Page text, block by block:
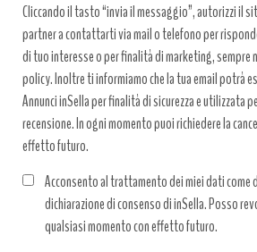
Cliccando il tasto “invia il messaggio”, autorizzi il
partner a contattarti via mail o telefono per
di tuo interesse o per finalità di marketing,
policy. Inoltre ti informiamo che la tua email potrà
Annunci inSella per finalità di sicurezza e utilizzata
recensione. In ogni momento puoi richiedere la
effetto futuro.
Acconsento al trattamento dei miei dati come
dichiarazione di consenso di inSella. Posso
qualsiasi momento con effetto futuro.